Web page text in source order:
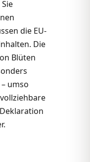
die EU-
Die
Blüten
umso